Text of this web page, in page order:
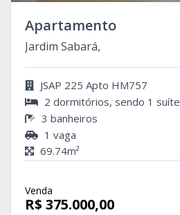
Apartamento
Jardim Sabará,
JSAP 225 Apto HM757
2 dormitórios, sendo 1 suíte
3 banheiros
1 vaga
69.74m²
Venda
R$ 375.000,00